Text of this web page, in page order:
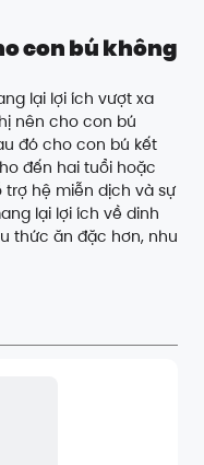
con bú không
lại lợi ích vượt xa
nên cho con bú
đó cho con bú kết
đến hai tuổi hoặc
trợ hệ miễn dịch và sự
lại lợi ích về dinh
thức ăn đặc hơn, nhu